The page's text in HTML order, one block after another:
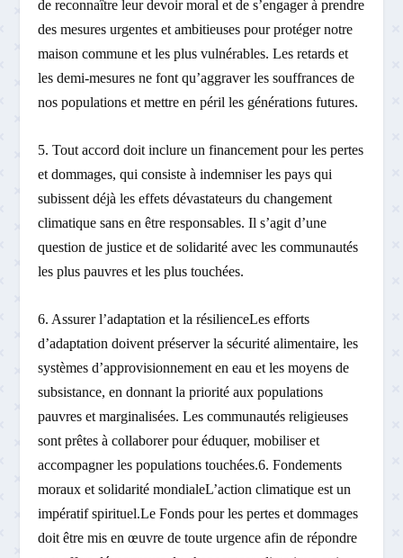
de reconnaître leur devoir moral et de s’engager à prendre
des mesures urgentes et ambitieuses pour protéger notre
maison commune et les plus vulnérables. Les retards et
les demi-mesures ne font qu’aggraver les souffrances de
nos populations et mettre en péril les générations futures.
5. Tout accord doit inclure un financement pour les pertes
et dommages, qui consiste à indemniser les pays qui
subissent déjà les effets dévastateurs du changement
climatique sans en être responsables. Il s’agit d’une
question de justice et de solidarité avec les communautés
les plus pauvres et les plus touchées.
6. Assurer l’adaptation et la résilienceLes efforts
d’adaptation doivent préserver la sécurité alimentaire, les
systèmes d’approvisionnement en eau et les moyens de
subsistance, en donnant la priorité aux populations
pauvres et marginalisées. Les communautés religieuses
sont prêtes à collaborer pour éduquer, mobiliser et
accompagner les populations touchées.6. Fondements
moraux et solidarité mondialeL’action climatique est un
impératif spirituel.Le Fonds pour les pertes et dommages
doit être mis en œuvre de toute urgence afin de répondre